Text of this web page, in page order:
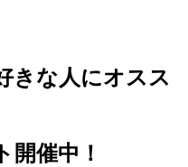
きな人にオスス
開催中！